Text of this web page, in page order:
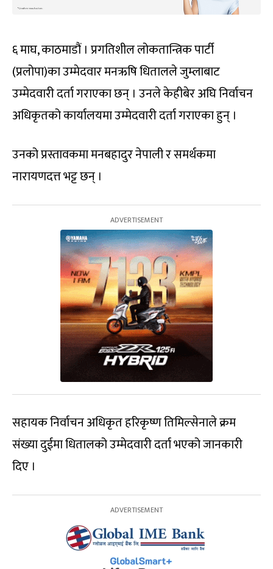
६ माघ, काठमाडौं । प्रगतिशील लोकतान्त्रिक पार्टी
(प्रलोपा)का उम्मेदवार मनऋषि धितालले जुम्लाबाट
उम्मेदवारी दर्ता गराएका छन् । उनले केहीबेर अघि निर्वाचन
अधिकृतको कार्यालयमा उम्मेदवारी दर्ता गराएका हुन् ।
उनको प्रस्तावकमा मनबहादुर नेपाली र समर्थकमा
नारायणदत्त भट्ट छन् ।
सहायक निर्वाचन अधिकृत हरिकृष्ण तिमिल्सेनाले क्रम
संख्या दुईमा धितालको उम्मेदवारी दर्ता भएको जानकारी
दिए ।